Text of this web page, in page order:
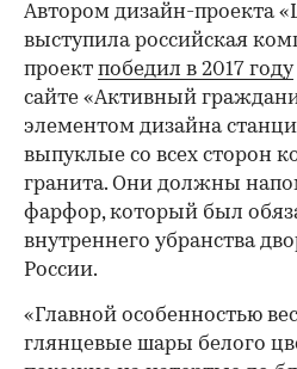
Автором дизайн-проекта
выступила российская
проект победил в 2017 году
сайте «Активный
элементом дизайна
выпуклые со всех сторон
гранита. Они должны
фарфор, который был
внутреннего убранства
России.
«Главной особенностью
глянцевые шары белого